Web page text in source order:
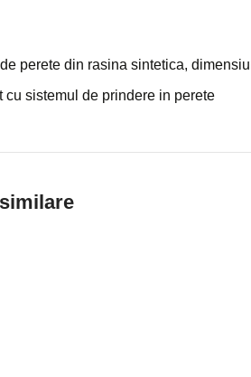
perete din rasina sintetica,
cu sistemul de prindere in perete